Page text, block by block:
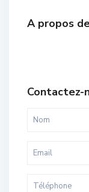
A propos
Contactez-